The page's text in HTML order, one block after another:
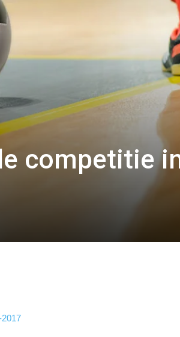
competitie